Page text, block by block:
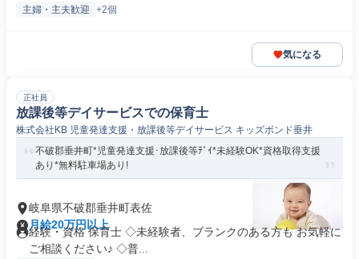
主婦・主夫歓迎 +2個
気になる
正社員
放課後等デイサービスでの保育士
株式会社KB 児童発達支援・放課後等デイサービス キッズボンド垂井
不破郡垂井町*児童発達支援･放課後等ﾃﾞｲ*未経験OK*資格取得支援
あり*無料駐車場あり!
岐阜県不破郡垂井町表佐
月給20万円以上
経験・資格 保育士 ◇未経験者、ブランクのある方も お気軽に
ご相談ください♪ ◇普...